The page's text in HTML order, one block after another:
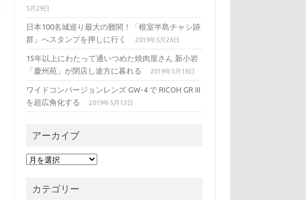
5月29日
日本100名城巡り最大の難関！「根室半島チャシ跡
群」へスタンプを押しに行く
2019年5月26日
15年以上にわたって通いつめた焼肉屋さん 新小岩
「慶州苑」が閉店し途方に暮れる
2019年5月18日
ワイドコンバージョンレンズ GW-4 で RICOH GR III
を超広角化する
2019年5月13日
アーカイブ
ア
イカテゴリー